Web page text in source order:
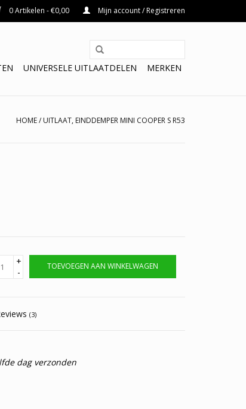
0 Artikelen - €0,00 Mijn account / Registreren
UNIVERSELE UITLAATDELEN MERKEN
HOME/ UITLAAT, EINDDEMPER MINI COOPER S R53
+
-
TOEVOEGEN AAN WINKELWAGEN
(3)
dag verzonden